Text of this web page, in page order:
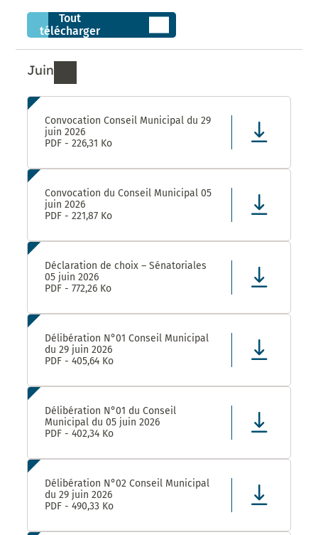
Tout
télécharger
Juin
Ressources de Juin 2026
Convocation Conseil Municipal du 29
juin 2026
PDF - 226,31 Ko
Convocation du Conseil Municipal 05
juin 2026
PDF - 221,87 Ko
Déclaration de choix – Sénatoriales
05 juin 2026
PDF - 772,26 Ko
Délibération N°01 Conseil Municipal
du 29 juin 2026
PDF - 405,64 Ko
Délibération N°01 du Conseil
Municipal du 05 juin 2026
PDF - 402,34 Ko
Délibération N°02 Conseil Municipal
du 29 juin 2026
PDF - 490,33 Ko